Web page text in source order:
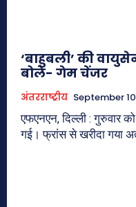
‘बाहुबली’ की
बोले- गेम चेंजर
अंतरराष्ट्रीय September
एफएनएन, दिल्ली : गुरुवार
गई। फ्रांस से खरीदा गया